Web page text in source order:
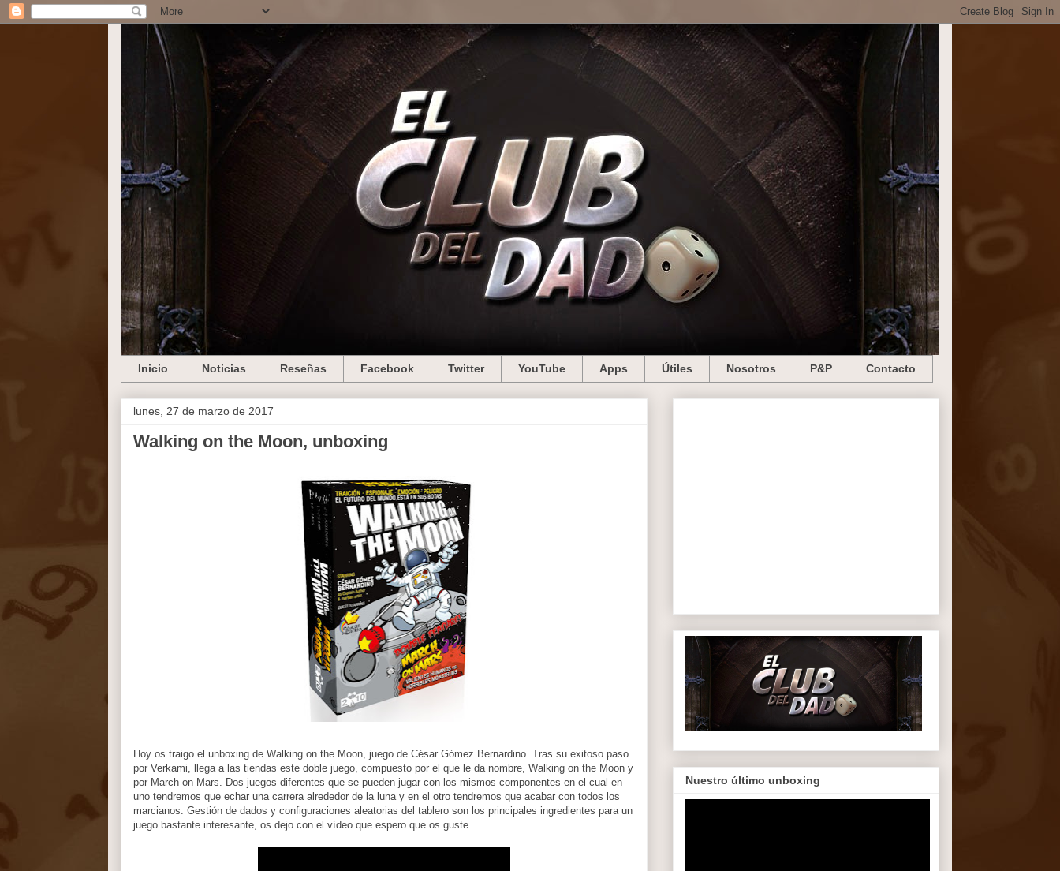
Inicio Noticias Reseñas Facebook Twitter YouTube Apps Útiles Nosotros P&P Contacto
lunes, 27 de marzo de 2017
Walking on the Moon, unboxing
Hoy os traigo el unboxing de Walking on the Moon, juego de César Gómez Bernardino. Tras su exitoso paso
por Verkami, llega a las tiendas este doble juego, compuesto por el que le da nombre, Walking on the Moon y
por March on Mars. Dos juegos diferentes que se pueden jugar con los mismos componentes en el cual en
uno tendremos que echar una carrera alrededor de la luna y en el otro tendremos que acabar con todos los
marcianos. Gestión de dados y configuraciones aleatorias del tablero son los principales ingredientes para un
juego bastante interesante, os dejo con el vídeo que espero que os guste.
Nuestro último unboxing